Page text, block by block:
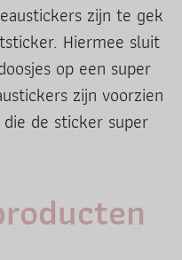
zijn te gek
Hiermee sluit
op een super
zijn voorzien
de sticker super